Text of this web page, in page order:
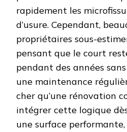
rapidement les
d’usure. Cependant,
propriétaires sous-
pensant que le court
pendant des années
une maintenance
cher qu’une rénovation
intégrer cette logique
une surface